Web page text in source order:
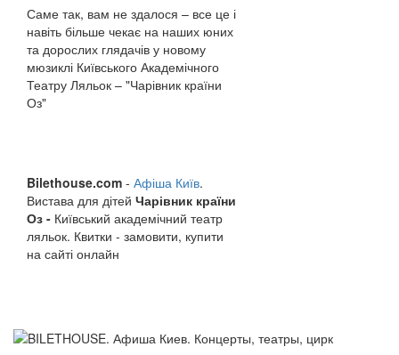
Саме так, вам не здалося – все це і
навіть більше чекає на наших юних
та дорослих глядачів у новому
мюзиклі Київського Академічного
Театру Ляльок – "Чарівник країни
Оз"
Bilethouse.com - Афіша Київ.
Вистава для дітей Чарівник країни
Оз - Київський академічний театр
ляльок. Квитки - замовити, купити
на сайті онлайн